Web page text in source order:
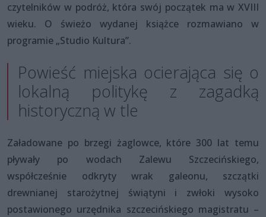
czytelników w podróż, która swój początek ma w XVIII
wieku. O świeżo wydanej książce rozmawiano w
programie „Studio Kultura”.
Powieść miejska ocierająca się o
lokalną politykę z zagadką
historyczną w tle
Załadowane po brzegi żaglowce, które 300 lat temu
pływały po wodach Zalewu Szczecińskiego,
współcześnie odkryty wrak galeonu, szczątki
drewnianej starożytnej świątyni i zwłoki wysoko
postawionego urzędnika szczecińskiego magistratu –